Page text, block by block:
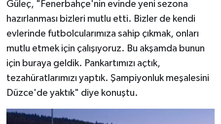
Güleç, "Fenerbahçe'nin evinde yeni sezona
hazırlanması bizleri mutlu etti. Bizler de kendi
evlerinde futbolcularımıza sahip çıkmak, onları
mutlu etmek için çalışıyoruz. Bu akşamda bunun
için buraya geldik. Pankartımızı açtık,
tezahüratlarımızı yaptık. Şampiyonluk meşalesini
Düzce'de yaktık" diye konuştu.